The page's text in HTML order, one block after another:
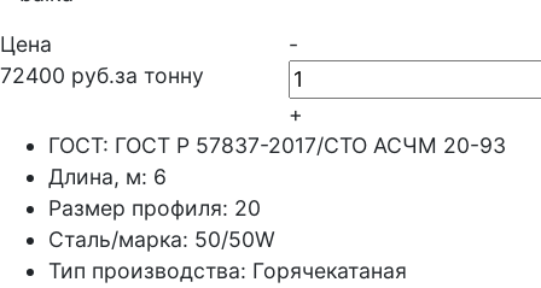
Цена
72400 руб.за тонну
-
+
ГОСТ: ГОСТ Р 57837-2017/СТО АСЧМ 20-93
Длина, м: 6
Размер профиля: 20
Сталь/марка: 50/50W
Тип производства: Горячекатаная